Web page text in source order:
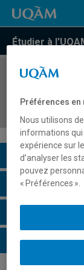
Étudier à
COURS//
activités des
Description du
Horaire - Été
Horaire -
Horaire - Hiver
Préférences
Nous utilisons
informations qui
expérience sur
d’analyser les
pouvez
« Préférences ».